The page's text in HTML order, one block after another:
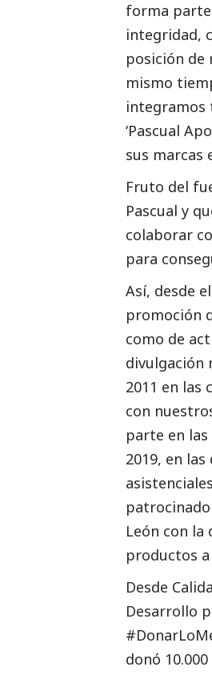
forma parte
integridad,
posición
mismo
integramos
‘Pascual
sus marcas
Fruto del
Pascual y
colaborar
para
Así, desde
promoción
como de
divulgación
2011 en las
con
parte en
2019, en
León con la
productos
Desde
Desarrollo
donó